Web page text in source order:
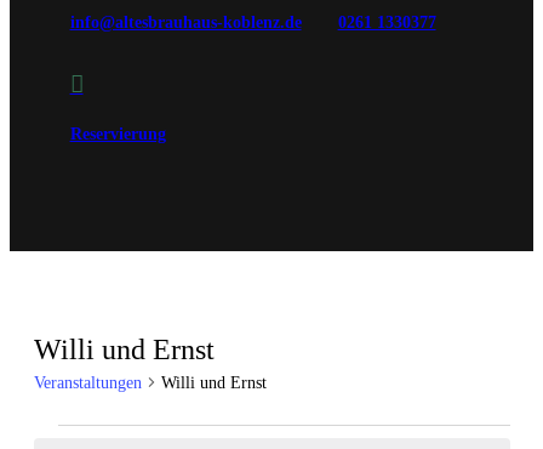
info@altesbrauhaus-koblenz.de 0261 1330377

Reservierung
Willi und Ernst
Veranstaltungen Willi und Ernst